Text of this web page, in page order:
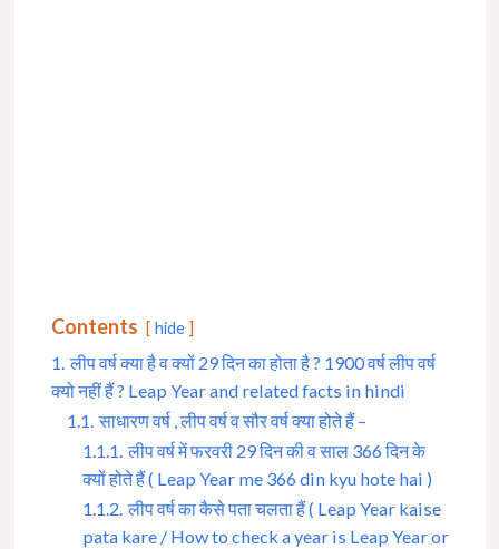
Contents hide
1. लीप वर्ष क्या है व क्यों 29 दिन का होता है ? 1900 वर्ष लीप वर्ष
क्यो नहीं हैं ? Leap Year and related facts in hindi
1.1. साधारण वर्ष , लीप वर्ष व सौर वर्ष क्या होते हैं –
1.1.1. लीप वर्ष में फरवरी 29 दिन की व साल 366 दिन के
क्यों होते हैं ( Leap Year me 366 din kyu hote hai )
1.1.2. लीप वर्ष का कैसे पता चलता हैं ( Leap Year kaise
pata kare / How to check a year is Leap Year or